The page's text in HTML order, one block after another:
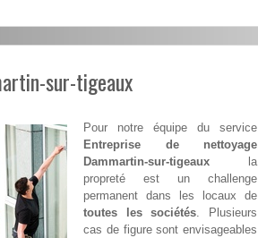
sur-tigeaux
Pour notre équipe du service
Entreprise de nettoyage
Dammartin-sur-tigeaux la
propreté est un challenge
permanent dans les locaux de
toutes les sociétés. Plusieurs
cas de figure sont envisageables